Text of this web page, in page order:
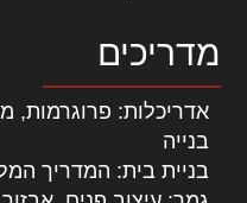
מדריכים
אדריכלות: פרוגרמות,
בנייה
בניית בית: המדריך